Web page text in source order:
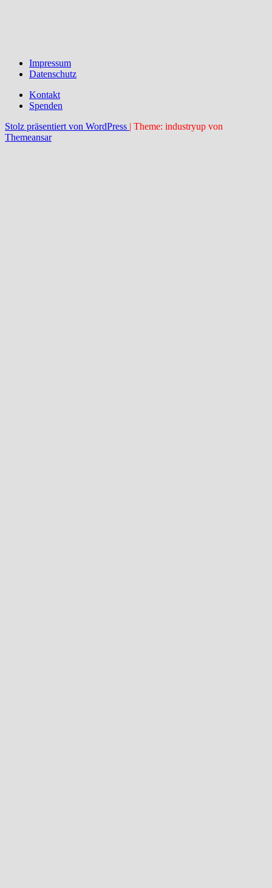
Impressum
Datenschutz
Kontakt
Spenden
Stolz präsentiert von WordPress | Theme: industryup von
Themeansar